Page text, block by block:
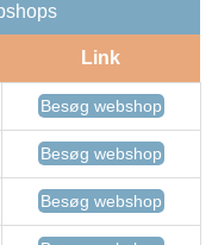
Link
Besøg webshop
Besøg webshop
Besøg webshop